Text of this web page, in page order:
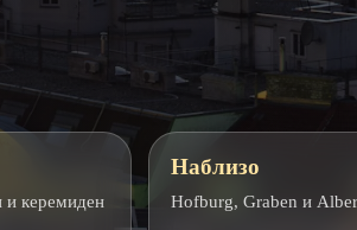
и керемиден
Наблизо
Hofburg, Graben и